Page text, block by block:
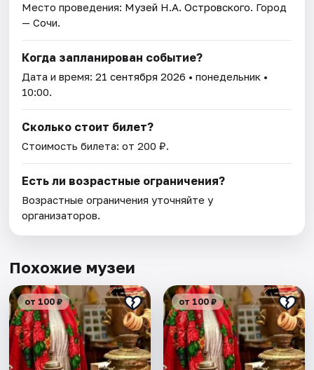
Место проведения: Музей Н.А. Островского. Город
— Сочи.
Когда запланирован событие?
Дата и время:21 сентября 2026 • понедельник •
10:00.
Сколько стоит билет?
Стоимость билета: от 200 ₽.
Есть ли возрастные ограничения?
Возрастные ограничения уточняйте у
организаторов.
Похожие музеи
от 100 ₽ от 100 ₽